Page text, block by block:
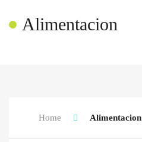
Alimentacion
Home Alimentacion